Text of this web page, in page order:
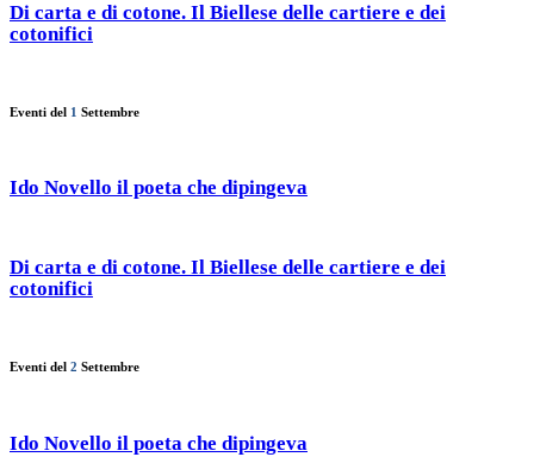
Di carta e di cotone. Il Biellese delle cartiere e dei
cotonifici
Eventi del 1 Settembre
Ido Novello il poeta che dipingeva
Di carta e di cotone. Il Biellese delle cartiere e dei
cotonifici
Eventi del 2 Settembre
Ido Novello il poeta che dipingeva